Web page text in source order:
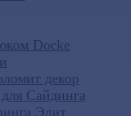
Docke
декор
Сайдинга
Элит